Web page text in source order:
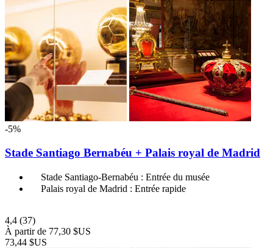
-5%
Stade Santiago Bernabéu + Palais royal de Madrid
Stade Santiago-Bernabéu : Entrée du musée
Palais royal de Madrid : Entrée rapide
4,4 (37)
À partir de 77,30 $US
73,44 $US